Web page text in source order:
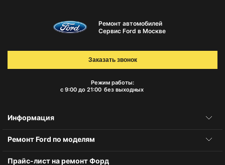
Ремонт автомобилей
Сервис Ford в Москве
Режим работы:
с 9:00 до 21:00 без выходных
Заказать звонок
Информация
Ремонт Ford по моделям
Прайс-лист на ремонт Форд